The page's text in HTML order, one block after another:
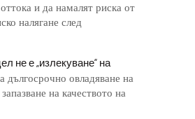
и да намалят риска от
налягане след
не е „излекуване“ на
а дългосрочно овладяване на
на качеството на